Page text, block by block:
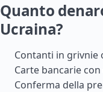
Quanto
Ucraina?
Contanti in grivnie
Carte bancarie
Conferma della